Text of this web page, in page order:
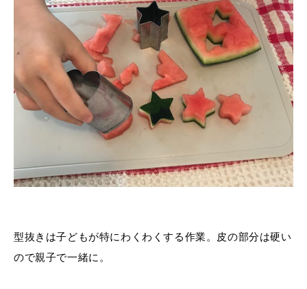
型抜きは子どもが特にわくわくする作業。皮の部分は硬い
ので親子で一緒に。